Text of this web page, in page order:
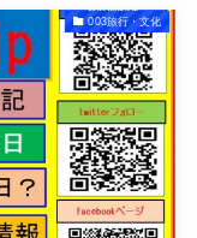
003旅行・文化